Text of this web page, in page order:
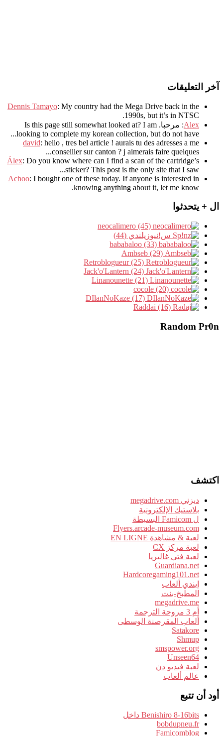
آخر التعليقات
Dennis Tamayo: My country had the Mega Drive back in the
1990s, but it’s in NTSC
.
Alex: مرحبا. Is this page still somewhat looked at? I am
looking to complete my korean collection, but do not have..
.
david: hello , tres bel article ! aurais tu des adresses a me
conseiller sur canton ? j aimerais faire quelques..
.
Álex: Do you know where can I find a scan of the cartridge’s
sticker? This post is the only site that I saw...
Achoo: I bought one of these today. If anyone is interested in
knowing anything about it, let me know.
ال + يتحدثوا
س!نيوزيلندي (44)
Random Pr0n
اكتشف
ديزني megadrive.com
بلاستيك الإلكترونية
ل Famicom البسيطة
Flyers.arcade-museum.com
لعبة & مشاهدة EN LIGNE
لعبة مركز CX
لعبة فتى غاليريا
Guardiana.net
Hardcoregaming101.net
إيندي ألعاب
المطبخ-بنت
megadrive.me
أم 3 مروحة الترجمة
ألعاب المقرصنة الوسطى
Satakore
Shmup
smspower.org
Unseen64
لعبة فيديو دن
عالم ألعاب
أود أن تتبع
Benishiro 8-16bits داخل
bobdupneu.fr
Famicomblog